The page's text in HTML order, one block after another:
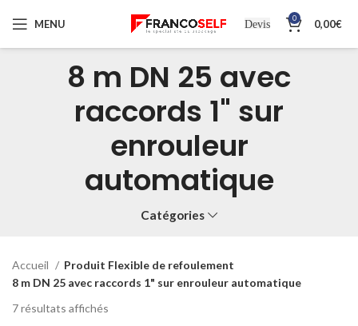
MENU Devis 0 0,00€
8 m DN 25 avec
raccords 1" sur
enrouleur
automatique
Catégories
Accueil
Produit Flexible de refoulement
8 m DN 25 avec raccords 1" sur enrouleur automatique
7 résultats affichés